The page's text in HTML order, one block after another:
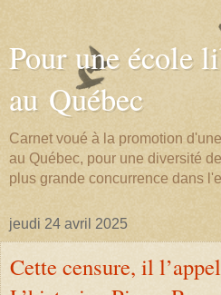
Pour une école
au Québec
Carnet voué à la promotion
au Québec, pour une diversité
plus grande concurrence dans
jeudi 24 avril 2025
Cette censure, il